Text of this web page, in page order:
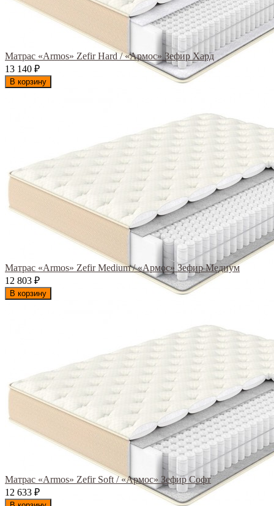
Матрас «Armos» Zefir Hard / «Армос» Зефир Хард
13 140 ₽
В корзину
Матрас «Armos» Zefir Medium / «Армос» Зефир Медиум
12 803 ₽
В корзину
Матрас «Armos» Zefir Soft / «Армос» Зефир Софт
12 633 ₽